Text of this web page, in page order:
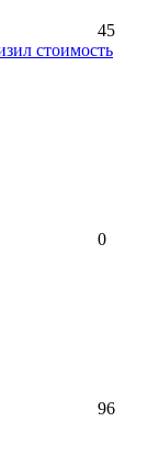
45
стоимость
0
96